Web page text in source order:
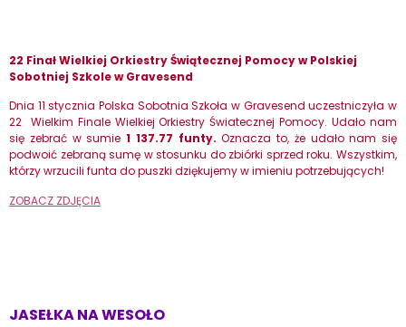
22 Finał Wielkiej Orkiestry Świątecznej Pomocy w Polskiej
Sobotniej Szkole w Gravesend
Dnia 11 stycznia Polska Sobotnia Szkoła w Gravesend uczestniczyła w
22 Wielkim Finale Wielkiej Orkiestry Światecznej Pomocy. Udało nam
się zebrać w sumie 1 137.77 funty.Oznacza to, że udało nam się
podwoić zebraną sumę w stosunku do zbiórki sprzed roku. Wszystkim,
którzy wrzucili funta do puszki dziękujemy w imieniu potrzebujących!
ZOBACZ ZDJĘCIA
JASEŁKA NA WESOŁO